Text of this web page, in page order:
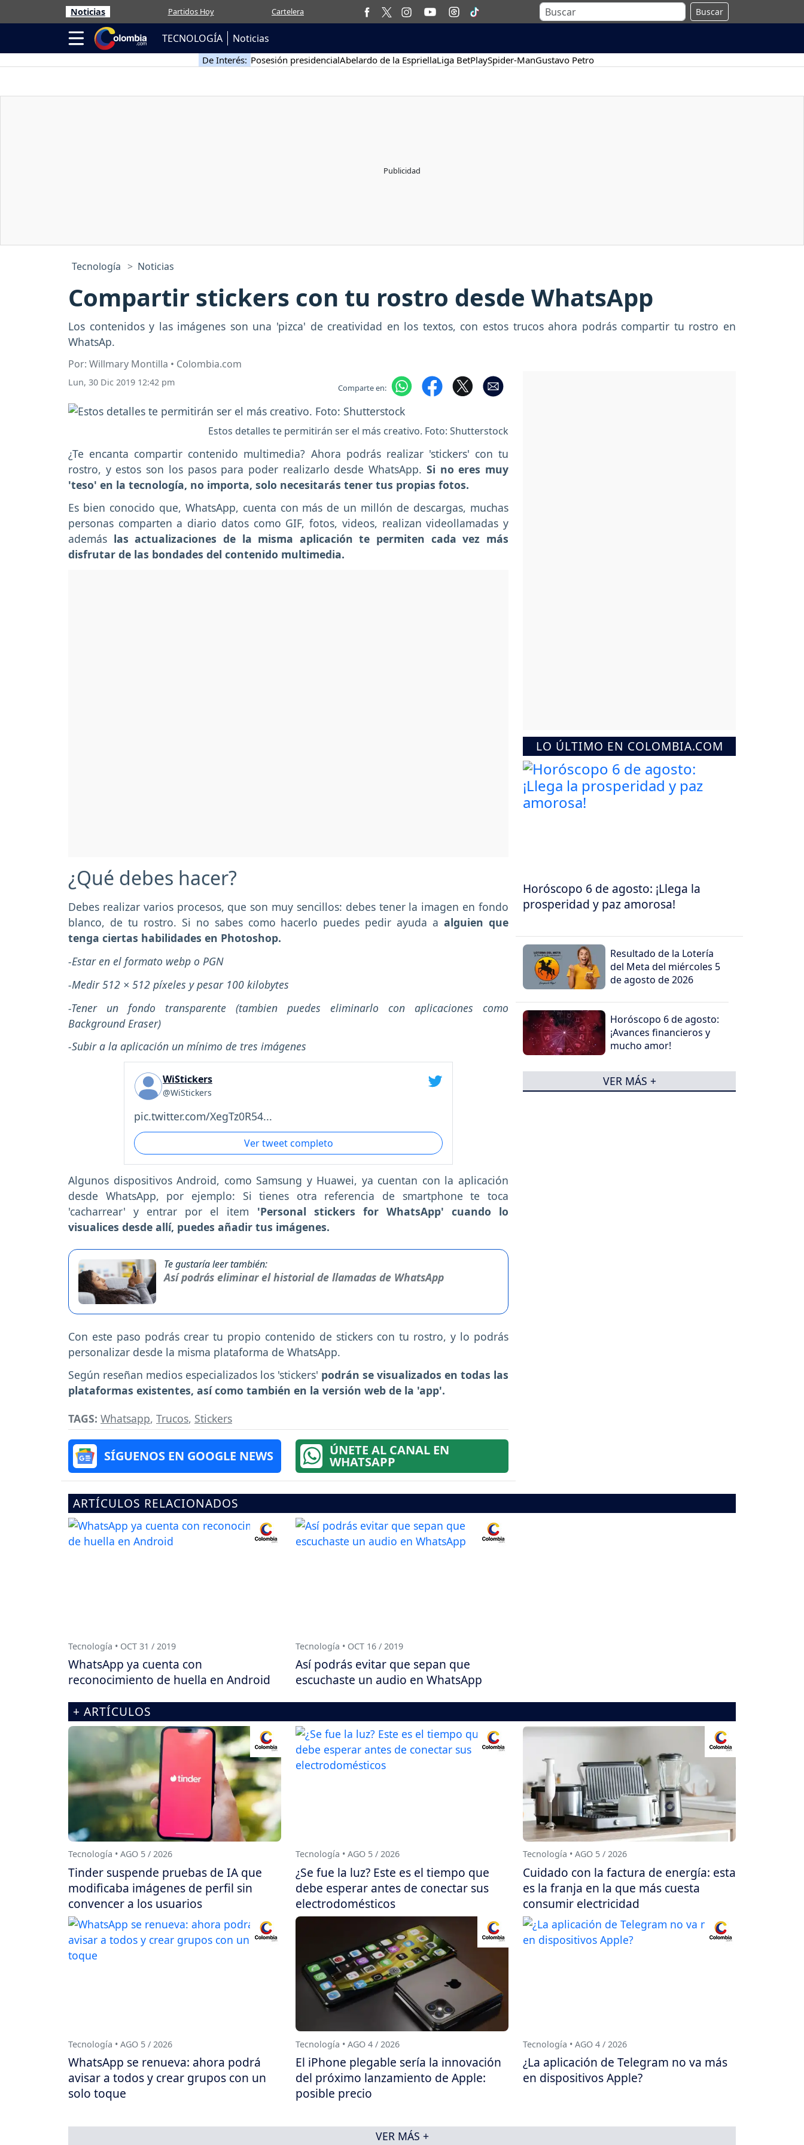
Noticias Partidos Hoy Cartelera Buscar
TECNOLOGÍA Noticias
De Interés: Posesión presidencialAbelardo de la EspriellaLiga BetPlaySpider-ManGustavo Petro
Tecnología Noticias
Compartir stickers con tu rostro desde WhatsApp
Los contenidos y las imágenes son una 'pizca' de creatividad en los textos, con estos trucos ahora podrás compartir tu rostro en
WhatsAp.
Por: Willmary Montilla • Colombia.com
Lun, 30 Dic 2019 12:42 pm Comparte en:
Estos detalles te permitirán ser el más creativo. Foto: Shutterstock
¿Te encanta compartir contenido multimedia? Ahora podrás realizar 'stickers' con tu
rostro, y estos son los pasos para poder realizarlo desde WhatsApp. Si no eres muy
'teso' en la tecnología, no importa, solo necesitarás tener tus propias fotos.
Es bien conocido que, WhatsApp, cuenta con más de un millón de descargas, muchas
personas comparten a diario datos como GIF, fotos, videos, realizan videollamadas y
además las actualizaciones de la misma aplicación te permiten cada vez más
disfrutar de las bondades del contenido multimedia.
¿Qué debes hacer?
Debes realizar varios procesos, que son muy sencillos: debes tener la imagen en fondo
blanco, de tu rostro. Si no sabes como hacerlo puedes pedir ayuda aalguien que
tenga ciertas habilidades en Photoshop.
-Estar en el formato webp o PGN
-Medir 512 × 512 píxeles y pesar 100 kilobytes
-Tener un fondo transparente (tambien puedes eliminarlo con aplicaciones como
Background Eraser)
-Subir a la aplicación un mínimo de tres imágenes
WiStickers
@WiStickers
pic.twitter.com/XegTz0R54...
Ver tweet completo
Algunos dispositivos Android, como Samsung y Huawei, ya cuentan con la aplicación
desde WhatsApp, por ejemplo: Si tienes otra referencia de smartphone te toca
'cacharrear' y entrar por el item 'Personal stickers for WhatsApp' cuando lo
visualices desde allí, puedes añadir tus imágenes.
Te gustaría leer también:
Así podrás eliminar el historial de llamadas de WhatsApp
Con este paso podrás crear tu propio contenido de stickers con tu rostro, y lo podrás
personalizar desde la misma plataforma de WhatsApp.
Según reseñan medios especializados los 'stickers' podrán se visualizados en todas las
plataformas existentes, así como también en la versión web de la 'app'.
TAGS: Whatsapp, Trucos, Stickers
SÍGUENOS EN GOOGLE NEWS ÚNETE AL CANAL EN
WHATSAPP
LO ÚLTIMO EN COLOMBIA.COM
Horóscopo 6 de agosto: ¡Llega la
prosperidad y paz amorosa!
Resultado de la Lotería
del Meta del miércoles 5
de agosto de 2026
Horóscopo 6 de agosto:
¡Avances financieros y
mucho amor!
VER MÁS +
ARTÍCULOS RELACIONADOS
Tecnología • OCT 31 / 2019
WhatsApp ya cuenta con
reconocimiento de huella en Android
Tecnología • OCT 16 / 2019
Así podrás evitar que sepan que
escuchaste un audio en WhatsApp
+ ARTÍCULOS
Tecnología • AGO 5 / 2026
Tinder suspende pruebas de IA que
modificaba imágenes de perfil sin
convencer a los usuarios
Tecnología • AGO 5 / 2026
¿Se fue la luz? Este es el tiempo que
debe esperar antes de conectar sus
electrodomésticos
Tecnología • AGO 5 / 2026
Cuidado con la factura de energía: esta
es la franja en la que más cuesta
consumir electricidad
Tecnología • AGO 5 / 2026
WhatsApp se renueva: ahora podrá
avisar a todos y crear grupos con un
solo toque
Tecnología • AGO 4 / 2026
El iPhone plegable sería la innovación
del próximo lanzamiento de Apple:
posible precio
Tecnología • AGO 4 / 2026
¿La aplicación de Telegram no va más
en dispositivos Apple?
VER MÁS +